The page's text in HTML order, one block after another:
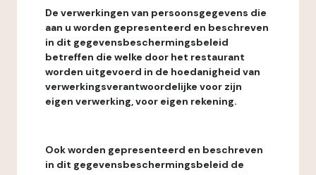
De verwerkingen van persoonsgegevens die
aan u worden gepresenteerd en beschreven
in dit gegevensbeschermingsbeleid
betreffen die welke door het restaurant
worden uitgevoerd in de hoedanigheid van
verwerkingsverantwoordelijke voor zijn
eigen verwerking, voor eigen rekening.
Ook worden gepresenteerd en beschreven
in dit gegevensbeschermingsbeleid de